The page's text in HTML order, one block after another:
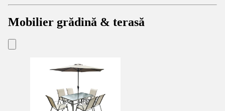
Mobilier grădină & terasă